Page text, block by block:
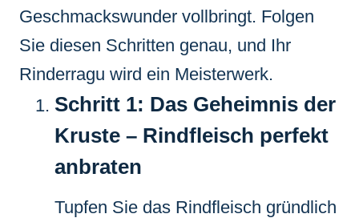
Geschmackswunder vollbringt. Folgen
Sie diesen Schritten genau, und Ihr
Rinderragu wird ein Meisterwerk.
Schritt 1: Das Geheimnis der
Kruste – Rindfleisch perfekt
anbraten
Tupfen Sie das Rindfleisch gründlich